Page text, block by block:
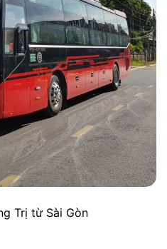
Trị từ Sài Gòn